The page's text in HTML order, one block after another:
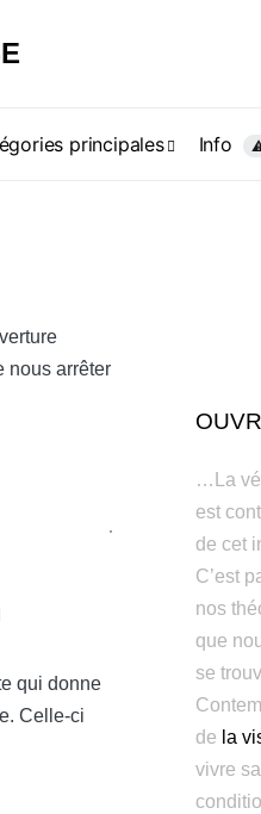
principales Info
nous arrêter
qui donne
Celle-ci
…La
est
de cet
C’est
nos
que
se
de la
vivre